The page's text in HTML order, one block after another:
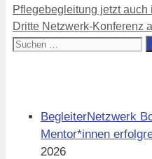
Pflegebegleitung jetzt
Dritte Netzwerk-Konferenz
Suchen
BegleiterNetzwerk
Mentor*innen
2026